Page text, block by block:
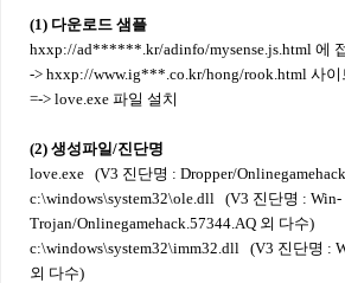
(1) 다운로드 샘플
hxxp://ad******.kr/adinfo/mysense.js.html 에
-> hxxp://www.ig***.co.kr/hong/rook.html 사이
=-> love.exe 파일 설치
(2) 생성파일/진단명
love.exe (V3 진단명 : Dropper/
c:\windows\system32\ole.dll (V3 진단명 : Win-
Trojan/Onlinegamehack.57344.AQ 외 다수)
c:\windows\system32\imm32.dll (V3 진단명 :
외 다수)